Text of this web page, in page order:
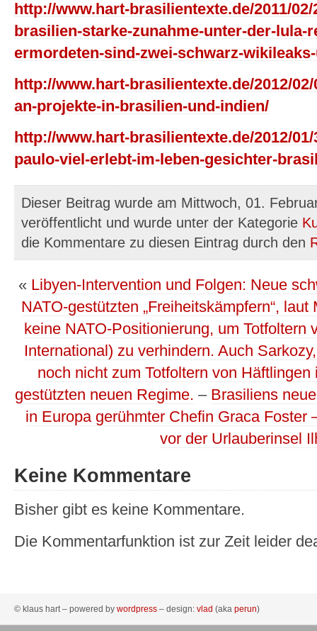
http://www.hart-brasilientexte.de/2011/
brasilien-starke-zunahme-unter-der-lula-
ermordeten-sind-zwei-schwarz-
http://www.hart-brasilientexte.de/2012/
an-projekte-in-brasilien-und-indien/
http://www.hart-brasilientexte.de/2012/
paulo-viel-erlebt-im-leben-gesichter-
Dieser Beitrag wurde am Mittwoch, 01.
veröffentlicht und wurde unter der Kategorie
die Kommentare zu diesen Eintrag durch den
« Libyen-Intervention und Folgen: Neue
NATO-gestützten „Freiheitskämpfern“,
keine NATO-Positionierung, um Totfoltern
International) zu verhindern. Auch
noch nicht zum Totfoltern von
gestützten neuen Regime. – Brasiliens
in Europa gerühmter Chefin Graca Foster
vor der Urlauberinsel
Keine Kommentare
Bisher gibt es keine Kommentare.
Die Kommentarfunktion ist zur Zeit leider
© klaus hart – powered by wordpress – design: vlad (aka perun)